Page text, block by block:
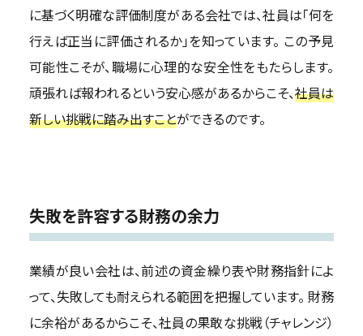
に基づく明確な評価制度がある会社では、社員は「何を
行えば正当に評価されるか」を知っています。 この予見
可能性こそが、職場に心理的な安全性をもたらします。
頑張れば報われるという安心感があるからこそ、社員は
新しい挑戦に踏み出すことができるのです。
失敗を許容する財務の余力
業績が良い会社は、前述の資金繰り表や財務指針によ
って、失敗しても耐えられる範囲を把握しています。 財務
に余裕があるからこそ、社員の果敢な挑戦（チャレンジ）